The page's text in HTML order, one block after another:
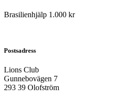
Brasilienhjälp 1.000 kr
Postsadress
Lions Club
Gunnebovägen 7
293 39 Olofström